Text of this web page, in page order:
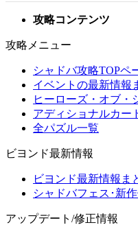
攻略コンテンツ
攻略メニュー
シャドバ攻略TOPペ
イベントの最新情報
ヒーローズ・オブ・
アディショナルカー
全パズル一覧
ビヨンド最新情報
ビヨンド最新情報ま
シャドバフェス･新
アップデート/修正情報